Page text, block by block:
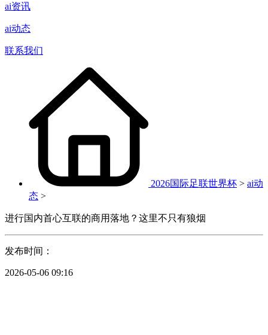
ai资讯
ai动态
联系我们
2026国际足联世界杯 > ai动
态 >
进行国内首心互联的商用落地？这里不只有狼烟
发布时间：
2026-05-06 09:16